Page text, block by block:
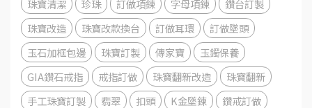
珠寶清潔
珍珠 訂做項鍊 字母項鍊
鑽台訂製
珠寶改造
珠寶改款換台 訂做耳環
訂做墜頭
玉石加框包邊
珠寶訂製 傳家寶
玉鐲保養
GIA鑽石戒指
戒指訂做 珠寶翻新改造
珠寶翻新
手工珠寶訂製
翡翠 扣頭 K金墜鍊
鑽戒訂做